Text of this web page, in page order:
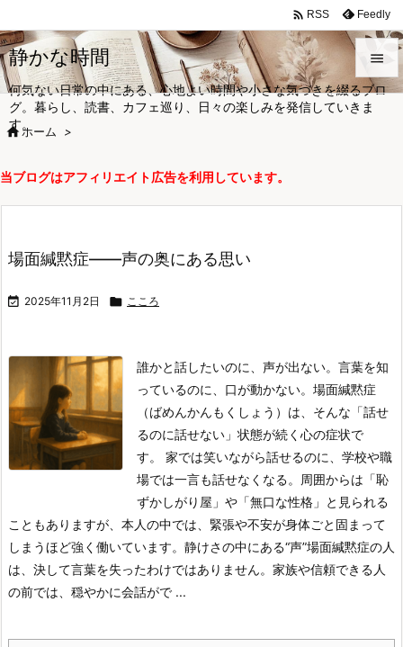
静かな時間
何気ない日常の中にある、心地よい時間や小さな気づきを綴るブロ
グ。暮らし、読書、カフェ巡り、日々の楽しみを発信していきま
す。


メニュ
前へ
 RSS Feedly
ホーム >
当ブログはアフィリエイト広告を利用しています。
場面緘黙症――声の奥にある思い
 2025年11月2日  こころ
誰かと話したいのに、声が出ない。 言葉を知
っているのに、口が動かない。 場面緘黙症
（ばめんかんもくしょう）は、そんな「話せ
るのに話せない」状態が続く心の症状で
す。
家では笑いながら話せるのに、学校や職
場では一言も話せなくなる。
周囲からは「恥
ずかしがり屋」や「無口な性格」と見られる
こともありますが、本人の中では、緊張や不安が身体ごと固まって
しまうほど強く働いています。 静けさの中にある“声”場面緘黙症の人
は、決して言葉を失ったわけではありません。 家族や信頼できる人
の前では、穏やかに会話がで ...